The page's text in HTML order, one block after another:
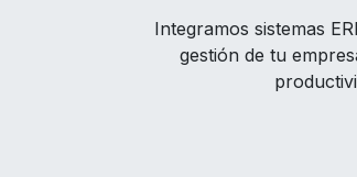
Integramos sistemas
gestión de tu